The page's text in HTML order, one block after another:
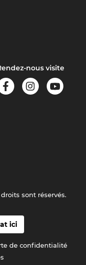
nous visite
ici
de confidentialité
sont réservés.